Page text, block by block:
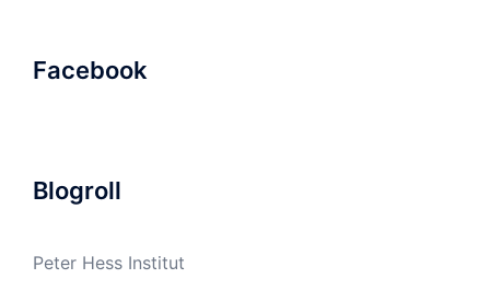
Facebook
Blogroll
Peter Hess Institut